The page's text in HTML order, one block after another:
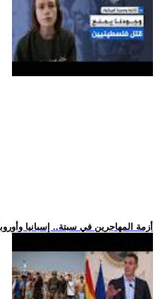
.. أزمة المهاجرين في سبتة.. إسبانيا